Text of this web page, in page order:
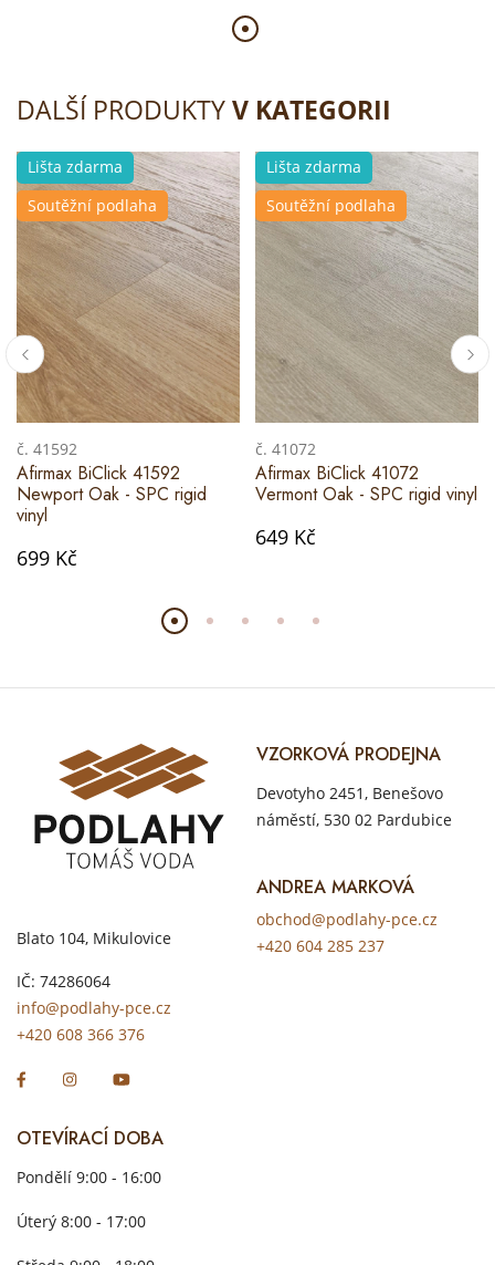
DALŠÍ PRODUKTYV KATEGORII
Lišta zdarma
Soutěžní podlaha
č. 41592
Afirmax BiClick 41592
Newport Oak - SPC rigid
vinyl
699 Kč
Lišta zdarma
Soutěžní podlaha
č. 41072
Afirmax BiClick 41072
Vermont Oak - SPC rigid vinyl
649 Kč
Blato 104, Mikulovice
IČ: 74286064
info@podlahy-pce.cz
+420 608 366 376
VZORKOVÁ PRODEJNA
Devotyho 2451, Benešovo
náměstí, 530 02 Pardubice
ANDREA MARKOVÁ
obchod@podlahy-pce.cz
+420 604 285 237
OTEVÍRACÍ DOBA
Pondělí 9:00 - 16:00
Úterý 8:00 - 17:00